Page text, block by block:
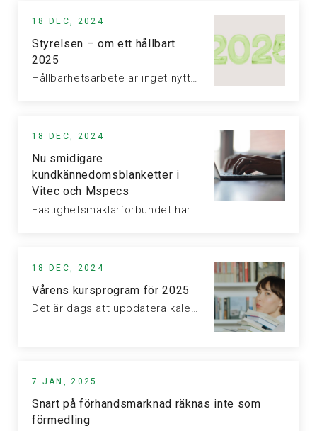
18 DEC, 2024
Styrelsen – om ett hållbart
2025
Hållbarhetsarbete är inget nytt fenomen inom fastighetsmäklarbranschen, men ändå ett ämne som…
18 DEC, 2024
Nu smidigare
kundkännedomsblanketter i
Vitec och Mspecs
18 DEC, 2024
Vårens kursprogram för 2025
Det är dags att uppdatera kalendern med vårens juridiska webbinarium. I vanlig…
7 JAN, 2025
Snart på förhandsmarknad räknas inte som
förmedling